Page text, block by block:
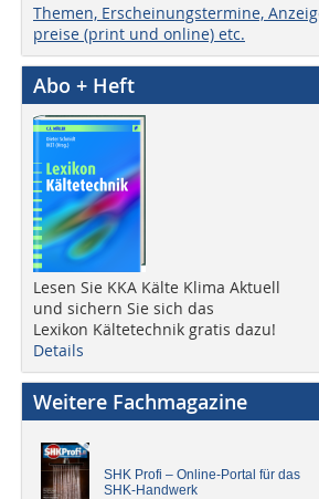
Themen, Erscheinungstermine,
preise (print und online) etc.
Abo + Heft
Lesen Sie KKA Kälte Klima Aktuell
und sichern Sie sich das
Lexikon Kältetechnik gratis dazu!
Details
Weitere Fachmagazine
SHK Profi – Online-Portal für das
SHK-Handwerk